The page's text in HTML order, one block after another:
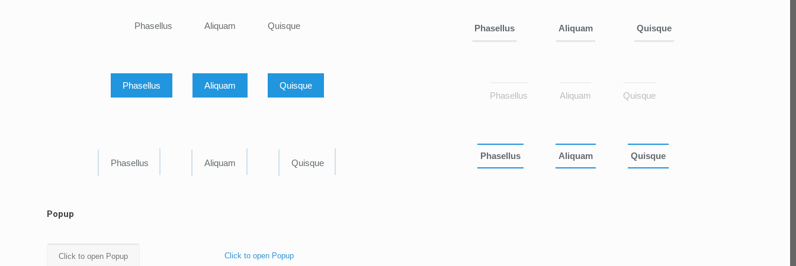
Phasellus Aliquam Quisque Phasellus Aliquam Quisque
Phasellus Aliquam
Quisque
Phasellus
Aliquam Quisque
Phasellus Aliquam Quisque
Phasellus Aliquam Quisque
Popup
Click to open Popup Click to open Popup